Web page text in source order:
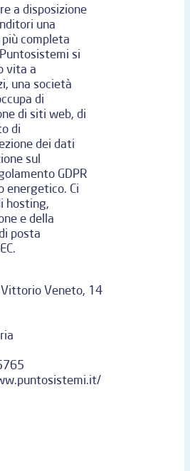
a disposizione
una
completa
si
vita a
una società
di
di siti web, di
di
dei dati
sul
GDPR
energetico. Ci
hosting,
e della
posta
Veneto, 14